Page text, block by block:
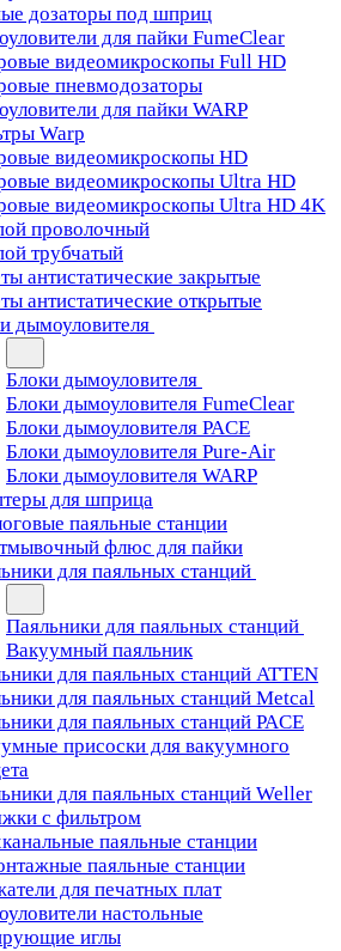
дозаторы под шприц
для пайки FumeClear
видеомикроскопы Full HD
пневмодозаторы
для пайки WARP
Warp
видеомикроскопы HD
видеомикроскопы Ultra HD
видеомикроскопы Ultra HD 4K
проволочный
трубчатый
антистатические закрытые
антистатические открытые
дымоуловителя
Блоки дымоуловителя
Блоки дымоуловителя FumeClear
Блоки дымоуловителя PACE
Блоки дымоуловителя Pure-Air
Блоки дымоуловителя WARP
для шприца
паяльные станции
флюс для пайки
для паяльных станций
Паяльники для паяльных станций
Вакуумный паяльник
для паяльных станций ATTEN
для паяльных станций Metcal
для паяльных станций PACE
присоски для вакуумного
для паяльных станций Weller
с фильтром
паяльные станции
паяльные станции
для печатных плат
настольные
иглы